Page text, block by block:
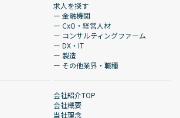
求人を探す
ー 金融機関
ー CxO・経営人材
ー コンサルティングファーム
ー DX・IT
ー 製造
ー その他業界・職種
会社紹介TOP
会社概要
当社理念